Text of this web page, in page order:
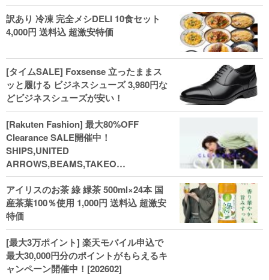
訳あり 冷凍 完全メシDELI 10食セット
4,000円 送料込 超激安特価
[タイムSALE] Foxsense 立ったままス
ッと履ける ビジネスシューズ 3,980円な
どビジネスシューズが安い！
[Rakuten Fashion] 最大80%OFF
Clearance SALE開催中！
SHIPS,UNITED
ARROWS,BEAMS,TAKEO
KIKUCHI,COACH,MICHAEL KORSなど
(202602)
アイリスのお茶 綠 緑茶 500ml×24本 国
産茶葉100％使用 1,000円 送料込 超激安
特価
[最大3万ポイント] 楽天モバイル申込で
最大30,000円分のポイントがもらえるキ
ャンペーン開催中！[202602]